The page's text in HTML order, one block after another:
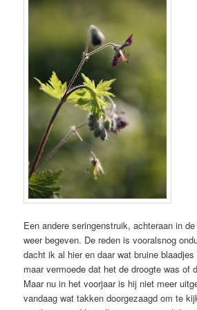
Een andere seringenstruik, achteraan in
weer begeven. De reden is vooralsnog
dacht ik al hier en daar wat bruine
maar vermoede dat het de droogte was of
Maar nu in het voorjaar is hij niet meer
vandaag wat takken doorgezaagd om te